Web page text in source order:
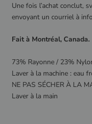
Une fois l’achat conclut,
envoyant un courriel à
Fait à Montréal, Canada.
73% Rayonne / 23%
Laver à la machine : eau
NE PAS SÉCHER À LA
Laver à la main